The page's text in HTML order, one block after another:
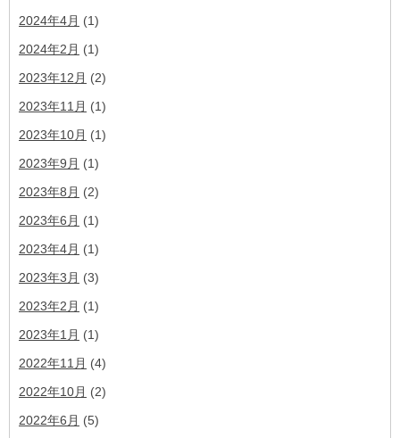
2024年4月 (1)
2024年2月 (1)
2023年12月 (2)
2023年11月 (1)
2023年10月 (1)
2023年9月 (1)
2023年8月 (2)
2023年6月 (1)
2023年4月 (1)
2023年3月 (3)
2023年2月 (1)
2023年1月 (1)
2022年11月 (4)
2022年10月 (2)
2022年6月 (5)